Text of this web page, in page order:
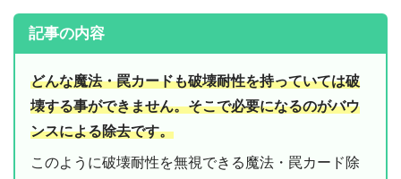
記事の内容
どんな魔法・罠カードも破壊耐性を持っていては破
壊する事ができません。そこで必要になるのがバウ
ンスによる除去です。
このように破壊耐性を無視できる魔法・罠カード除